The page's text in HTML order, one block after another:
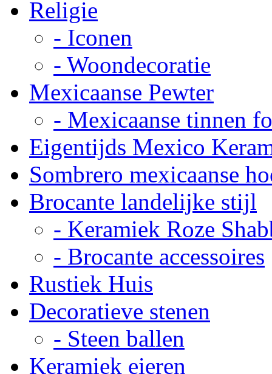
Religie
- Iconen
- Woondecoratie
Mexicaanse Pewter
- Mexicaanse tinnen
Eigentijds Mexico
Sombrero mexicaanse
Brocante landelijke stijl
- Keramiek Roze
- Brocante accessoires
Rustiek Huis
Decoratieve stenen
- Steen ballen
Keramiek eieren